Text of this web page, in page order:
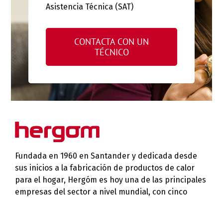
Asistencia Técnica (SAT)
CONTACTA CON UN
TÉCNICO
Fundada en 1960 en Santander y dedicada desde
sus inicios a la fabricación de productos de calor
para el hogar, Hergóm es hoy una de las principales
empresas del sector a nivel mundial, con cinco